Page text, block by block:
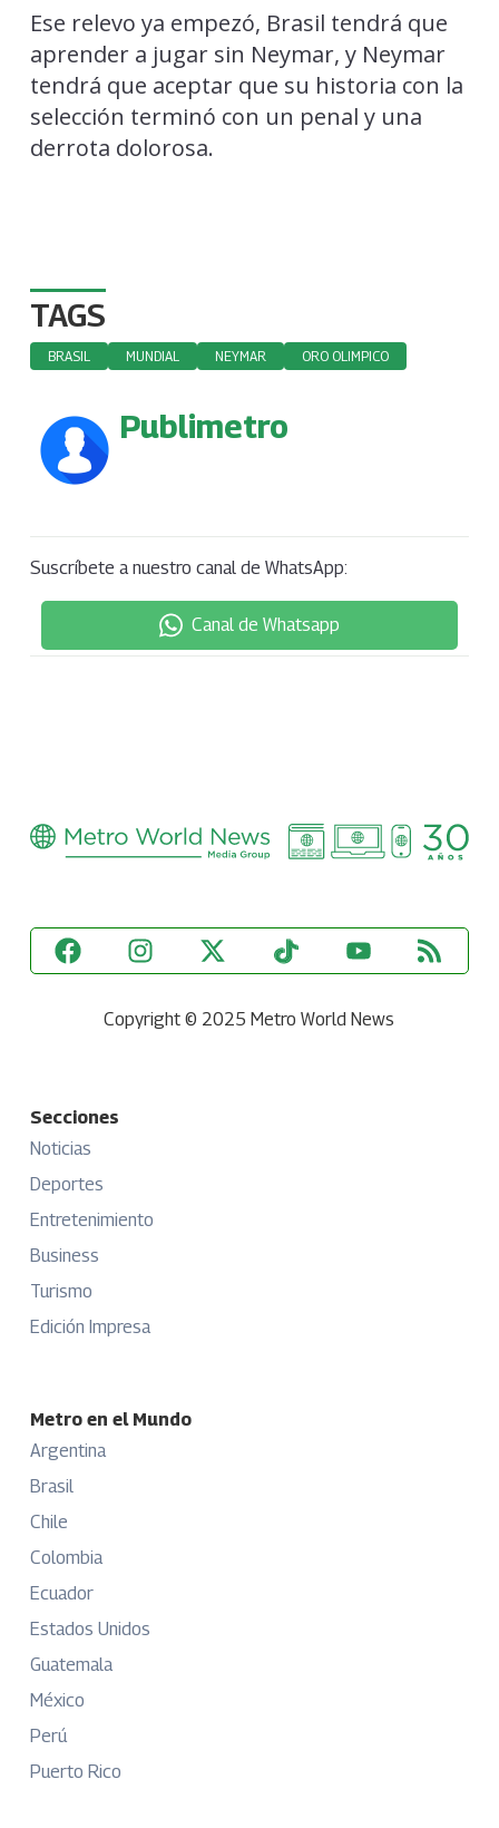
Ese relevo ya empezó, Brasil tendrá que
aprender a jugar sin Neymar, y Neymar
tendrá que aceptar que su historia con la
selección terminó con un penal y una
derrota dolorosa.
TAGS
BRASIL MUNDIAL NEYMAR ORO OLIMPICO
Publimetro
Suscríbete a nuestro canal de WhatsApp:
Canal de Whatsapp
Copyright © 2025 Metro World News
Secciones
Noticias
Deportes
Entretenimiento
Business
Turismo
Edición Impresa
Metro en el Mundo
Argentina
Brasil
Chile
Colombia
Ecuador
Estados Unidos
Guatemala
México
Perú
Puerto Rico